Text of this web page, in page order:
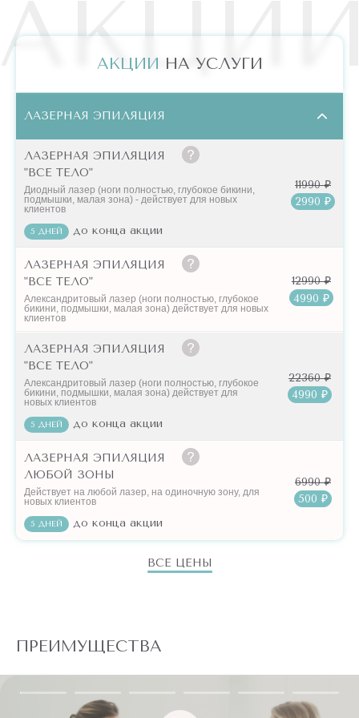
АКЦИИ НА УСЛУГИ
ЛАЗЕРНАЯ ЭПИЛЯЦИЯ
ЛАЗЕРНАЯ ЭПИЛЯЦИЯ
"ВСЕ ТЕЛО"
Диодный лазер (ноги полностью, глубокое бикини,
подмышки, малая зона) - действует для новых
клиентов
5 ДНЕЙ до конца акции
11990 ₽
2990 ₽
ЛАЗЕРНАЯ ЭПИЛЯЦИЯ
"ВСЕ ТЕЛО"
Александритовый лазер (ноги полностью, глубокое
бикини, подмышки, малая зона) действует для новых
клиентов
12990 ₽
4990 ₽
ЛАЗЕРНАЯ ЭПИЛЯЦИЯ
"ВСЕ ТЕЛО"
Александритовый лазер (ноги полностью, глубокое
бикини, подмышки, малая зона) действует для
новых клиентов
5 ДНЕЙ до конца акции
22360 ₽
4990 ₽
ЛАЗЕРНАЯ ЭПИЛЯЦИЯ
ЛЮБОЙ ЗОНЫ
Действует на любой лазер, на одиночную зону, для
новых клиентов
5 ДНЕЙ до конца акции
6990 ₽
500 ₽
ВСЕ ЦЕНЫ
ПРЕИМУЩЕСТВА